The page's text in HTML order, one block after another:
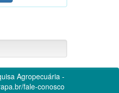
Agropecuária -
fale-conosco